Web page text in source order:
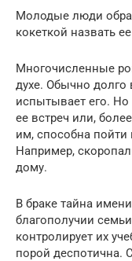
Молодые люди
кокеткой назвать
Многочисленные
духе. Обычно долго
испытывает его. Но
ее встреч или,
им, способна пойти
Например,
дому.
В браке тайна
благополучии
контролирует их
порой деспотична.